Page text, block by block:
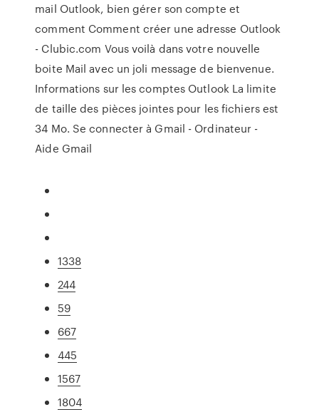
mail Outlook, bien gérer son compte et
comment Comment créer une adresse Outlook
- Clubic.com Vous voilà dans votre nouvelle
boite Mail avec un joli message de bienvenue.
Informations sur les comptes Outlook La limite
de taille des pièces jointes pour les fichiers est
34 Mo. Se connecter à Gmail - Ordinateur -
Aide Gmail
1338
244
59
667
445
1567
1804